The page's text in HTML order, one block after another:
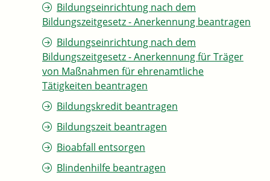
Bildungseinrichtung nach dem
Bildungszeitgesetz - Anerkennung beantragen
Bildungseinrichtung nach dem
Bildungszeitgesetz - Anerkennung für Träger
von Maßnahmen für ehrenamtliche
Tätigkeiten beantragen
Bildungskredit beantragen
Bildungszeit beantragen
Bioabfall entsorgen
Blindenhilfe beantragen